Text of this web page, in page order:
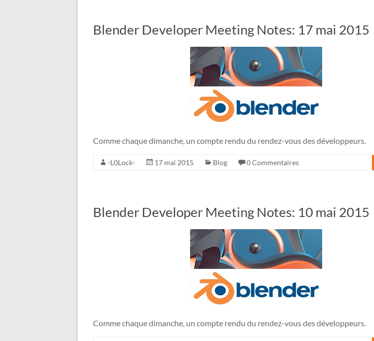
Blender Developer Meeting Notes: 17 mai 2015
Comme chaque dimanche, un compte rendu du rendez-vous des développeurs.
-L0Lock- 17 mai 2015 Blog 0 Commentaires
Blender Developer Meeting Notes: 10 mai 2015
Comme chaque dimanche, un compte rendu du rendez-vous des développeurs.